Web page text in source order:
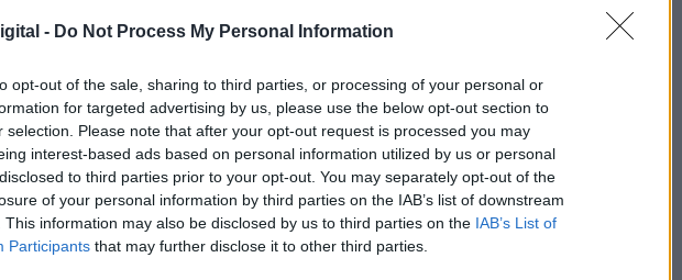
- Do Not Process My Personal Information
opt-out of the sale, sharing to third parties, or processing of your personal or
for targeted advertising by us, please use the below opt-out section to
selection. Please note that after your opt-out request is processed you may
interest-based ads based on personal information utilized by us or personal
to third parties prior to your opt-out. You may separately opt-out of the
of your personal information by third parties on the IAB’s list of downstream
This information may also be disclosed by us to third parties on the IAB’s List of
Participants that may further disclose it to other third parties.
a todos con el cese repentino de
su actividad
una incógnita
de hoja a la actividad del 'Cumbre Vieja' que